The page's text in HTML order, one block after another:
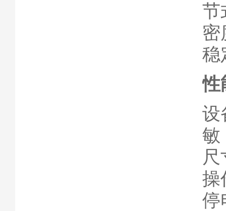
节
密
稳
性
设
敏
操
停